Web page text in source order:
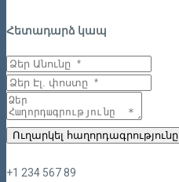
Հետադարձ կապ
Ուղարկել հաղորդագրությունը
+1 234 567 89